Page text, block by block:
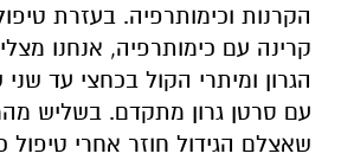
הקרנות וכימותרפיה. בעזרת
קרינה עם כימותרפיה, אנחנו
הגרון ומיתרי הקול בכחצי עד
עם סרטן גרון מתקדם. בשליש
שאצלם הגידול חוזר אחרי טיפול